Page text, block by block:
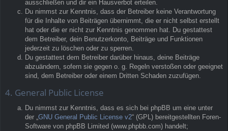
ausschließen und dir ein Hausverbot erteilen.
Du nimmst zur Kenntnis, dass der Betreiber keine Verantwortung
für die Inhalte von Beiträgen übernimmt, die er nicht selbst erstellt
hat oder die er nicht zur Kenntnis genommen hat. Du gestattest
dem Betreiber, dein Benutzerkonto, Beiträge und Funktionen
jederzeit zu löschen oder zu sperren.
Du gestattest dem Betreiber darüber hinaus, deine Beiträge
abzuändern, sofern sie gegen o. g. Regeln verstoßen oder geeignet
sind, dem Betreiber oder einem Dritten Schaden zuzufügen.
4. General Public License
Du nimmst zur Kenntnis, dass es sich bei phpBB um eine unter
der „GNU General Public License v2“ (GPL) bereitgestellten Foren-
Software von phpBB Limited (www.phpbb.com) handelt;